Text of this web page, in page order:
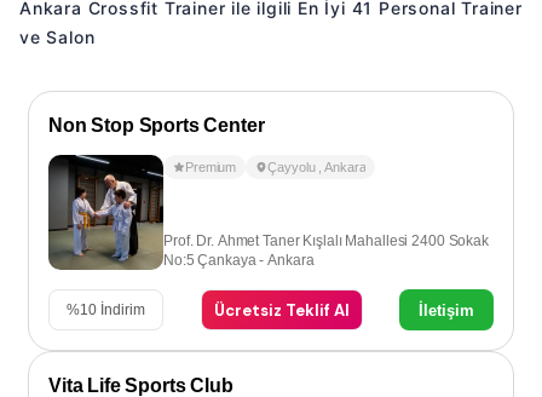
Ankara Crossfit Trainer ile ilgili En İyi 41 Personal Trainer
ve Salon
Non Stop Sports Center
Premium Çayyolu ,Ankara
Prof. Dr. Ahmet Taner Kışlalı Mahallesi 2400 Sokak
No:5 Çankaya - Ankara
%10 İndirim Ücretsiz Teklif Al İletişim
Vita Life Sports Club